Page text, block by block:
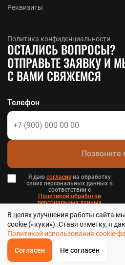
ОБРАТНЫЙЗВОНОК
Реквизиты
Политика конфиденциальности
ОСТАЛИСЬ ВОПРОСЫ?
ОТПРАВЬТЕ ЗАЯВКУ И
С ВАМИ СВЯЖЕМСЯ
Телефон
Позвоните
Я даю согласиена обработку
своих персональных данных в
соответствии с
Политикой обработки
персональных данных
Пользовательским соглашением .
Стальтека - библиотека стальных
Главная
В целях улучшения работы сайта
cookie («куки»). Ставя отметку, я
Политикой использования cookie-
Согласен Не согласен